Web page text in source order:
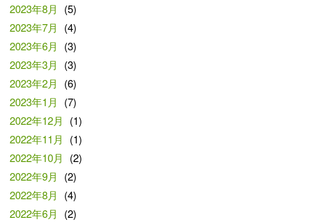
2023年8月
(5)
2023年7月
(4)
2023年6月
(3)
2023年3月
(3)
2023年2月
(6)
2023年1月
(7)
2022年12月
(1)
2022年11月
(1)
2022年10月
(2)
2022年9月
(2)
2022年8月
(4)
2022年6月
(2)